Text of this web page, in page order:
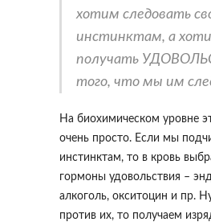
хотим следовать
инстинктам, а
получать
того, что мы им
На биохимическом уровне
очень просто. Если мы
инстинктам, то в кровь
гормоны удовольствия –
алкоголь, окситоцин и пр.
против их, то получаем